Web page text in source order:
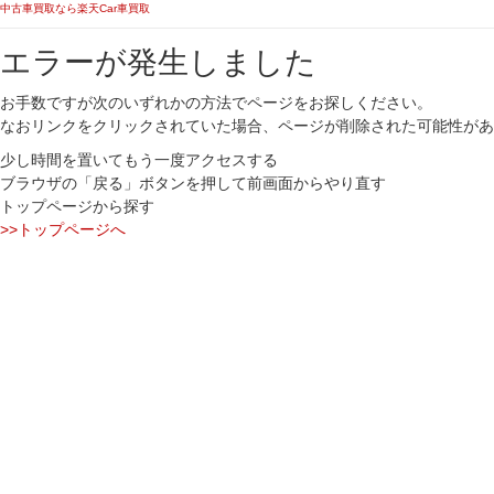
中古車買取なら楽天Car車買取
エラーが発生しました
お手数ですが次のいずれかの方法でページをお探しください。
なおリンクをクリックされていた場合、ページが削除された可能性が
少し時間を置いてもう一度アクセスする
ブラウザの「戻る」ボタンを押して前画面からやり直す
トップページから探す
>>トップページへ